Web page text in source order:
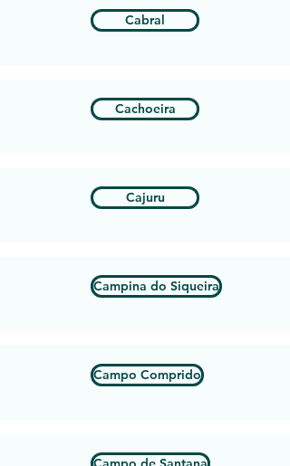
Cabral
Cachoeira
Cajuru
Campina do Siqueira
Campo Comprido